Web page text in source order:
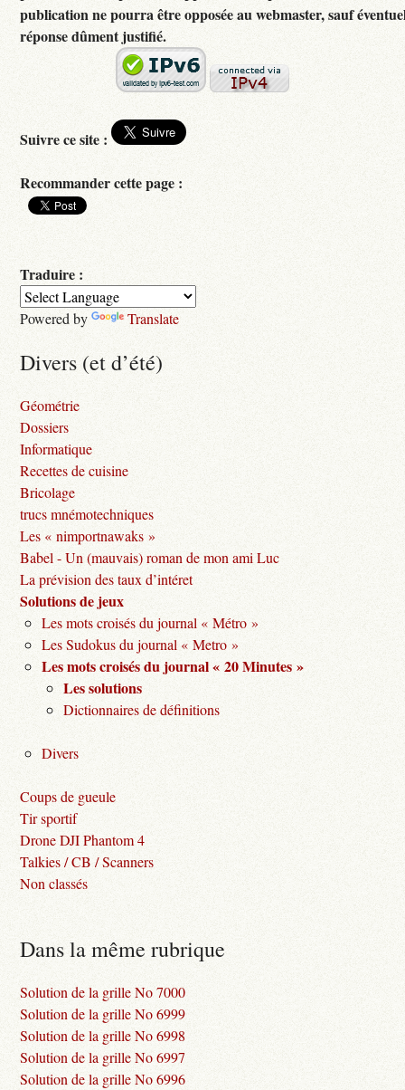
publication ne pourra être opposée au webmaster, sauf
réponse dûment justifié.
Suivre ce site :
Recommander cette page :
Traduire :
Powered by Translate
Divers (et d’été)
Géométrie
Dossiers
Informatique
Recettes de cuisine
Bricolage
trucs mnémotechniques
Les « nimportnawaks »
Babel - Un (mauvais) roman de mon ami Luc
La prévision des taux d’intéret
Solutions de jeux
Les mots croisés du journal « Métro »
Les Sudokus du journal « Metro »
Les mots croisés du journal « 20 Minutes »
Les solutions
Dictionnaires de définitions
Divers
Coups de gueule
Tir sportif
Drone DJI Phantom 4
Talkies / CB / Scanners
Non classés
Dans la même rubrique
Solution de la grille No 7000
Solution de la grille No 6999
Solution de la grille No 6998
Solution de la grille No 6997
Solution de la grille No 6996